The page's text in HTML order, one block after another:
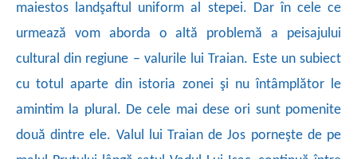
maiestos landşaftul uniform al stepei. Dar în cele ce
urmează vom aborda o altă problemă a peisajului
cultural din regiune – valurile lui Traian. Este un subiect
cu totul aparte din istoria zonei şi nu întâmplător le
amintim la plural. De cele mai dese ori sunt pomenite
două dintre ele. Valul lui Traian de Jos porneşte de pe